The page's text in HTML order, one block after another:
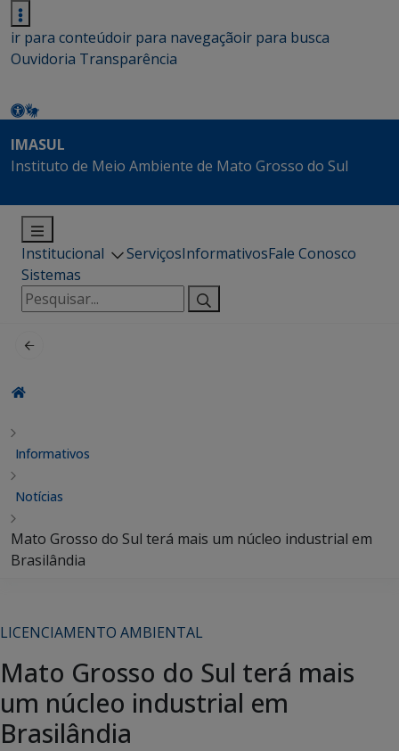
ir para conteúdoir para navegaçãoir para busca
Ouvidoria Transparência
IMASUL
Instituto de Meio Ambiente de Mato Grosso do Sul
Institucional ServiçosInformativosFale Conosco
Sistemas
Pesquisar
por:
Informativos
Notícias
Mato Grosso do Sul terá mais um núcleo industrial em
Brasilândia
LICENCIAMENTO AMBIENTAL
Mato Grosso do Sul terá mais
um núcleo industrial em
Brasilândia